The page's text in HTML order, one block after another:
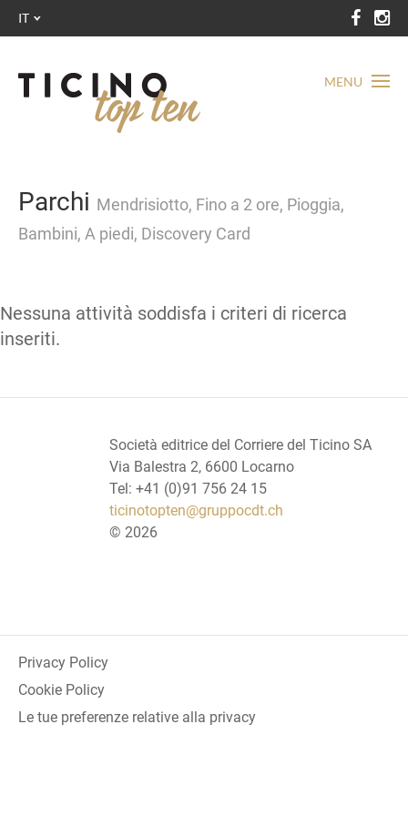
MENU
IT
Parchi Mendrisiotto, Fino a 2 ore, Pioggia,
Bambini, A piedi, Discovery Card
Nessuna attività soddisfa i criteri di ricerca
inseriti.
Società editrice del Corriere del Ticino SA
Via Balestra 2, 6600 Locarno
Tel: +41 (0)91 756 24 15
ticinotopten@gruppocdt.ch
© 2026
Privacy Policy
Cookie Policy
Le tue preferenze relative alla privacy